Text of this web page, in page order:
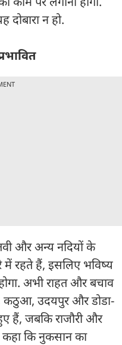
न हो.
और अन्य नदियों के
में रहते हैं, इसलिए भविष्य
अभी राहत और बचाव
कठुआ, उदयपुर और डोडा-
हैं, जबकि राजौरी और
कहा कि नुकसान का